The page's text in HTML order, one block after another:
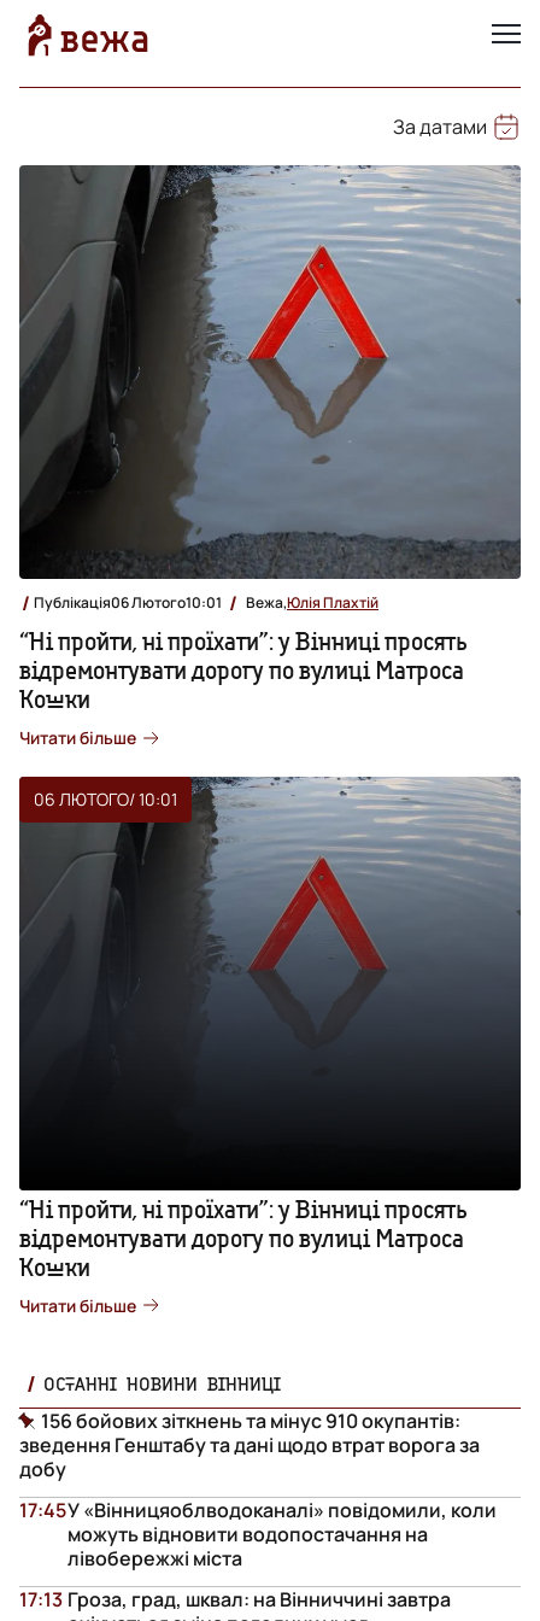
За датами
Публікація06 Лютого10:01 Вежа,Юлія Плахтій
“Ні пройти, ні проїхати”: у Вінниці просять
відремонтувати дорогу по вулиці Матроса
Кошки
Читати більше
06 ЛЮТОГО/ 10:01
“Ні пройти, ні проїхати”: у Вінниці просять
відремонтувати дорогу по вулиці Матроса
Кошки
Читати більше
ОСТАННІ НОВИНИ ВІННИЦІ
156 бойових зіткнень та мінус 910 окупантів:
зведення Генштабу та дані щодо втрат ворога за
добу
У «Вінницяоблводоканалі» повідомили, коли
можуть відновити водопостачання на
лівобережжі міста
17:45
Гроза, град, шквал: на Вінниччині завтра
17:13